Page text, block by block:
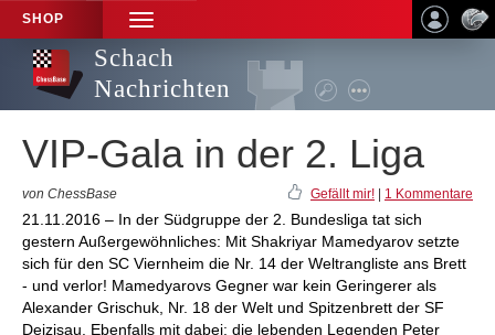
SHOP
TOGGLE
NAVIGATION
Schach
Nachrichten
VIP-Gala in der 2. Liga
von ChessBase Gefällt mir! 1 Kommentare
21.11.2016 – In der Südgruppe der 2. Bundesliga tat sich
gestern Außergewöhnliches: Mit Shakriyar Mamedyarov setzte
sich für den SC Viernheim die Nr. 14 der Weltrangliste ans Brett
- und verlor! Mamedyarovs Gegner war kein Geringerer als
Alexander Grischuk, Nr. 18 der Welt und Spitzenbrett der SF
Deizisau. Ebenfalls mit dabei: die lebenden Legenden Peter